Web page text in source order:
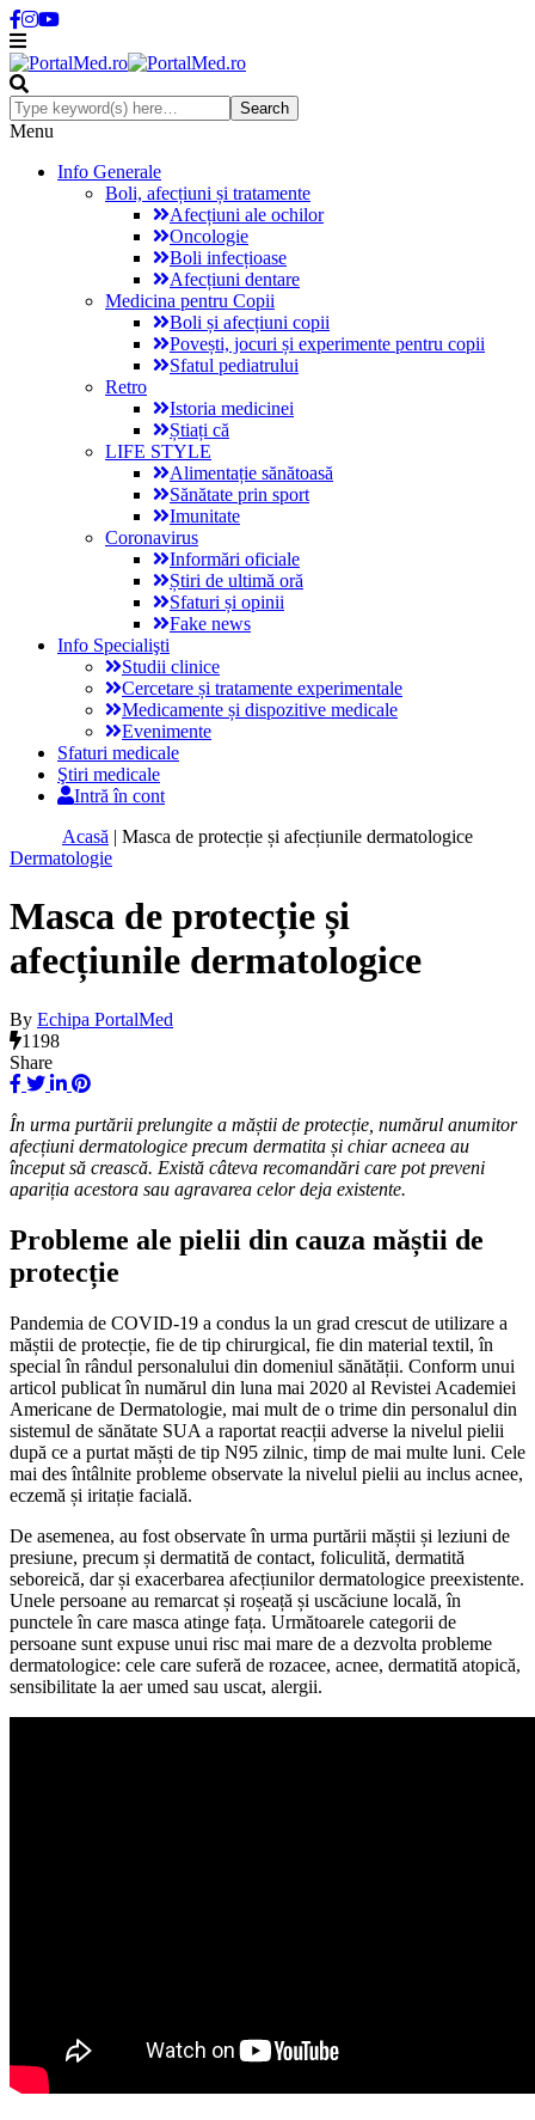
Menu
Info Generale
Boli, afecțiuni și tratamente
Afecțiuni ale ochilor
Oncologie
Boli infecțioase
Afecțiuni dentare
Medicina pentru Copii
Boli și afecțiuni copii
Povești, jocuri și experimente pentru copii
Sfatul pediatrului
Retro
Istoria medicinei
Știați că
LIFE STYLE
Alimentație sănătoasă
Sănătate prin sport
Imunitate
Coronavirus
Informări oficiale
Știri de ultimă oră
Sfaturi și opinii
Fake news
Info Specialişti
Studii clinice
Cercetare și tratamente experimentale
Medicamente și dispozitive medicale
Evenimente
Sfaturi medicale
Ştiri medicale
Intră în cont
Acasă | Masca de protecție și afecțiunile dermatologice
Dermatologie
Masca de protecție și
afecțiunile dermatologice
By Echipa PortalMed
1198
Share
În urma purtării prelungite a măștii de protecție numărul anumitor
afecțiuni dermatologice precum dermatita și chiar acneea au
început să crească. Există câteva recomandări care pot preveni
apariția acestora sau agravarea celor deja existente.
Probleme ale pielii din cauza măștii de
protecție
Pandemia de COVID-19 a condus la un grad crescut de utilizare a
măștii de protecție, fie de tip chirurgical, fie din material textil, în
special în rândul personalului din domeniul sănătății. Conform unui
articol publicat în numărul din luna mai 2020 al Revistei Academiei
Americane de Dermatologie, mai mult de o trime din personalul din
sistemul de sănătate SUA a raportat reacții adverse la nivelul pielii
după ce a purtat măști de tip N95 zilnic, timp de mai multe luni. Cele
mai des întâlnite probleme observate la nivelul pielii au inclus acnee,
eczemă și iritație facială.
De asemenea, au fost observate în urma purtării măștii și leziuni de
presiune, precum și dermatită de contact, foliculită, dermatită
seboreică, dar și exacerbarea afecțiunilor dermatologice preexistente.
Unele persoane au remarcat și roșeață și uscăciune locală, în
punctele în care masca atinge fața. Următoarele categorii de
persoane sunt expuse unui risc mai mare de a dezvolta probleme
dermatologice: cele care suferă de rozacee, acnee, dermatită atopică,
sensibilitate la aer umed sau uscat, alergii.